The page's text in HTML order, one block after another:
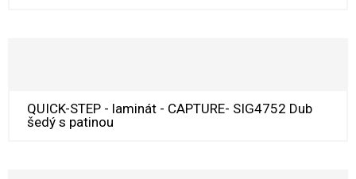
QUICK-STEP - laminát - CAPTURE- SIG4752 Dub
šedý s patinou